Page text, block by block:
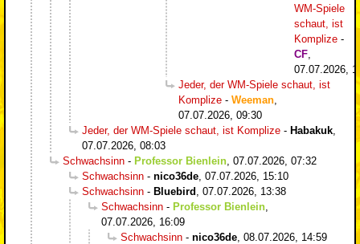
WM-Spiele
schaut, ist
Komplize -
CF
07.07.2026,
Jeder, der WM-Spiele schaut, ist
Komplize - Weeman
07.07.2026, 09:30
Jeder, der WM-Spiele schaut, ist Komplize - Habakuk
07.07.2026, 08:03
Schwachsinn - Professor Bienlein 07.07.2026, 07:32
Schwachsinn - nico36de 07.07.2026, 15:10
Schwachsinn - Bluebird
07.07.2026, 13:38
Schwachsinn - Professor Bienlein
07.07.2026, 16:09
Schwachsinn - nico36de 08.07.2026, 14:59